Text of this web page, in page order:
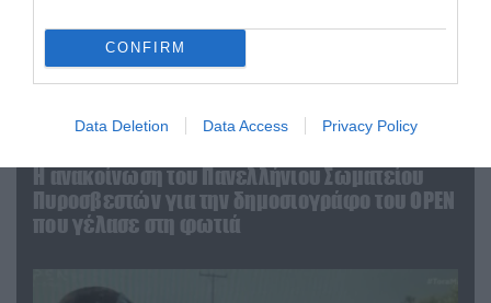
CONFIRM
Data Deletion Data Access Privacy Policy
Η ανακοίνωση του Πανελλήνιου Σωματείου
Πυροσβεστών για την δημοσιογράφο του OPEN
που γέλασε στη φωτιά